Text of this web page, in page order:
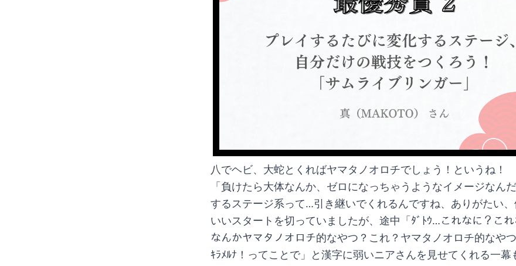
八でヘビ、大蛇とくればヤマタノオロチでしょう！というね！
「負けたら大体なんか、ゼロになっちゃうようなイメージなん
するステージ系って…引き継いでくれるんですね、ありがたい、
いいスタートを切っていましたが、途中「ﾀﾞﾄｳ…これなに？こ
なんかヤマタノオロチ的なやつ？これ？ヤマタノオロチ的なや
ｷﾗﾒﾙﾅ！ってことで」と漢字に弱いニアさんを見せてくれる一幕